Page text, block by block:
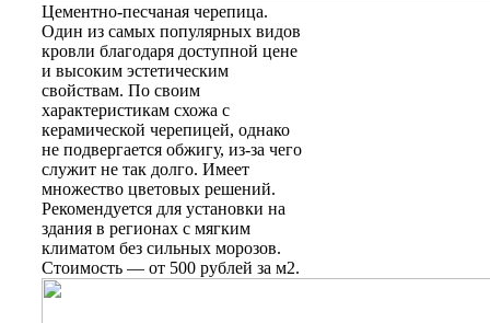
Цементно-песчаная черепица.
Один из самых популярных видов
кровли благодаря доступной цене
и высоким эстетическим
свойствам. По своим
характеристикам схожа с
керамической черепицей, однако
не подвергается обжигу, из-за чего
служит не так долго. Имеет
множество цветовых решений.
Рекомендуется для установки на
здания в регионах с мягким
климатом без сильных морозов.
Стоимость — от 500 рублей за м2.